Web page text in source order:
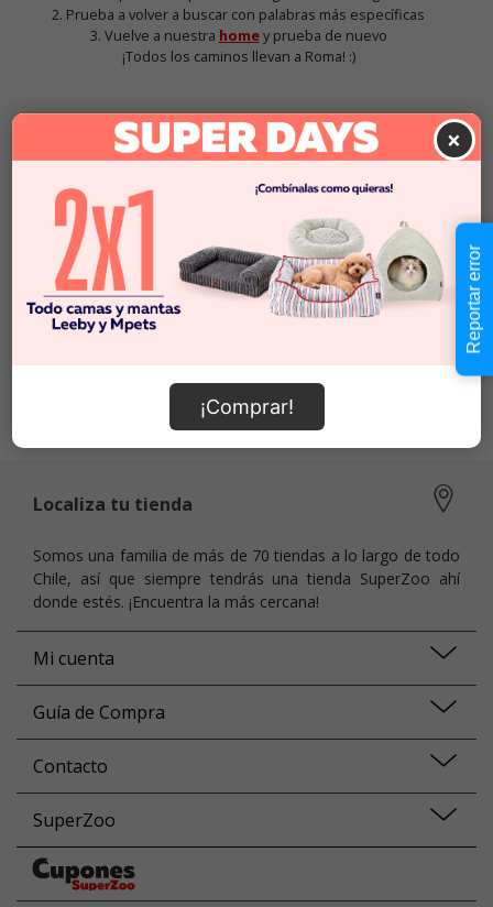
×
¡Comprar!
2. Prueba a volver a buscar con palabras más específicas
3. Vuelve a nuestra homey prueba de nuevo
¡Todos los caminos llevan a Roma! :)
Pawz
Se crearon las botas de goma para perros
PawZ
para mantener a su perro saludable, proteger las
patas de lesiones y mantener su casa limpia. Las
botas, hechas de caucho natural duradero,
proporcionan una fuerte barrera entre las patas
peligrosas, como los químicos dañinos para
derretir la nieve, el pavimento caliente abrasador y
las bacterias que corren los perros.
Localiza tu tienda
Somos una familia de más de 70 tiendas a lo largo de todo
Chile, así que siempre tendrás una tienda SuperZoo ahí
donde estés. ¡Encuentra la más cercana!
Mi cuenta
Guía de Compra
Contacto
SuperZoo
Reportar error